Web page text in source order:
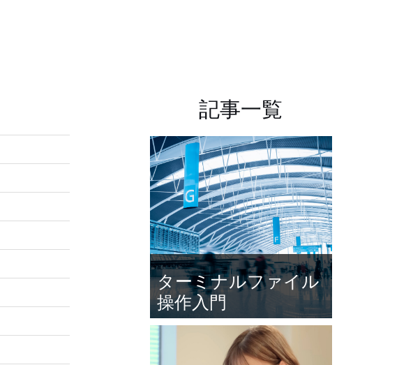
記事一覧
ターミナルファイル
操作入門